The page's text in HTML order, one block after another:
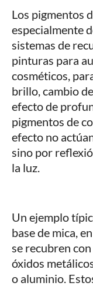
Los pigmentos
especialmente
sistemas de
pinturas para
cosméticos,
brillo, cambio
efecto de
pigmentos de
efecto no
sino por
la luz.
Un ejemplo
base de mica,
se recubren
óxidos
o aluminio.